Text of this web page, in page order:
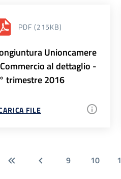
PDF (215KB)
Unioncamere
al dettaglio -
trimestre 2016
FILE
9 10